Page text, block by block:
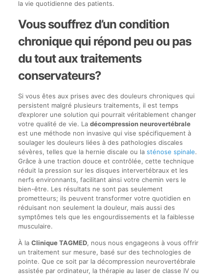
la vie quotidienne des patients.
Vous souffrez d’un condition
chronique qui répond peu ou pas
du tout aux traitements
conservateurs?
Si vous êtes aux prises avec des douleurs chroniques qui
persistent malgré plusieurs traitements, il est temps
d’explorer une solution qui pourrait véritablement changer
votre qualité de vie. La décompression neurovertébrale
est une méthode non invasive qui vise spécifiquement à
soulager les douleurs liées à des pathologies discales
sévères, telles que la hernie discale ou la sténose spinale.
Grâce à une traction douce et contrôlée, cette technique
réduit la pression sur les disques intervertébraux et les
nerfs environnants, facilitant ainsi votre chemin vers le
bien-être. Les résultats ne sont pas seulement
prometteurs; ils peuvent transformer votre quotidien en
réduisant non seulement la douleur, mais aussi des
symptômes tels que les engourdissements et la faiblesse
musculaire.
À la Clinique TAGMED, nous nous engageons à vous offrir
un traitement sur mesure, basé sur des technologies de
pointe. Que ce soit par la décompression neurovertébrale
assistée par ordinateur, la thérapie au laser de classe IV ou